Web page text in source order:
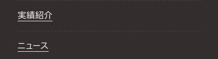
実績紹介
ニュース